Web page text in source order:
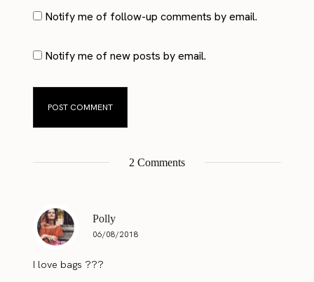
Notify me of follow-up comments by email.
Notify me of new posts by email.
2 Comments
Polly
06/08/2018
I love bags ???